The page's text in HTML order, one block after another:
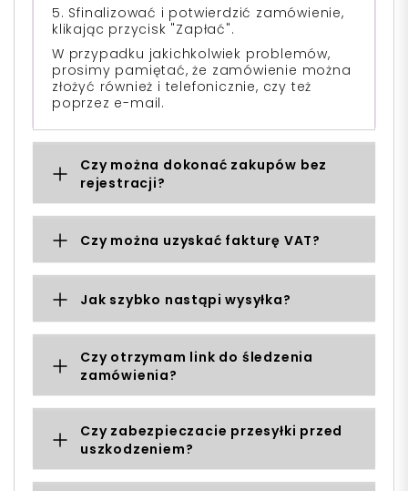
5. Sfinalizować i potwierdzić zamówienie,
klikając przycisk "Zapłać".
W przypadku jakichkolwiek problemów,
prosimy pamiętać, że zamówienie można
złożyć również i telefonicznie, czy też
poprzez e-mail.
Czy można dokonać zakupów bez
rejestracji?
Czy można uzyskać fakturę VAT?
Jak szybko nastąpi wysyłka?
Czy otrzymam link do śledzenia
zamówienia?
Czy zabezpieczacie przesyłki przed
uszkodzeniem?